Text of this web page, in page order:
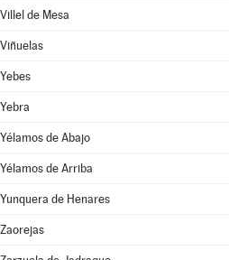
Villel de Mesa
Viñuelas
Yebes
Yebra
Yélamos de Abajo
Yélamos de Arriba
Yunquera de Henares
Zaorejas